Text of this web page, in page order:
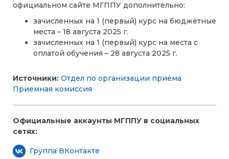
официальном сайте МГППУ дополнительно:
зачисленных на 1 (первый) курс на бюджетные
места – 18 августа 2025 г.
зачисленных на 1 (первый) курс на места с
оплатой обучения – 28 августа 2025 г.
Источники: Отдел по организации приема
Приемная комиссия
Официальные аккаунты МГППУ в социальных
сетях:
Группа ВКонтакте